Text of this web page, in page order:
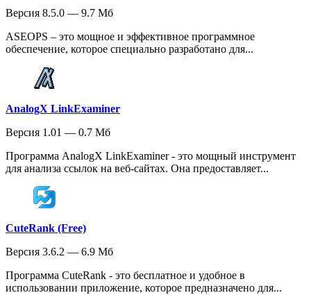
Версия 8.5.0 — 9.7 Мб
ASEOPS – это мощное и эффективное программное
обеспечение, которое специально разработано для...
AnalogX LinkExaminer
Версия 1.01 — 0.7 Мб
Программа AnalogX LinkExaminer - это мощный инструмент
для анализа ссылок на веб-сайтах. Она предоставляет...
CuteRank (Free)
Версия 3.6.2 — 6.9 Мб
Программа CuteRank - это бесплатное и удобное в
использовании приложение, которое предназначено для...